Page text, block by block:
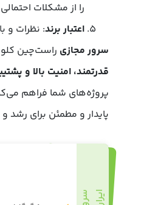
را از مشکلات
اعتبار برند: نظرات و
سرور مجازی راست‌چین
قدرتمند، امنیت بالا و
پروژه‌های شما فراهم
پایدار و مطمئن برای رشد
ن